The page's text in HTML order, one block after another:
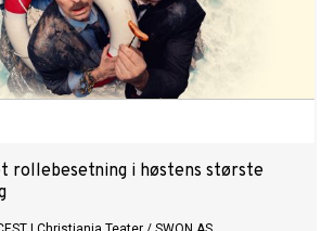
rollebesetning i høstens største